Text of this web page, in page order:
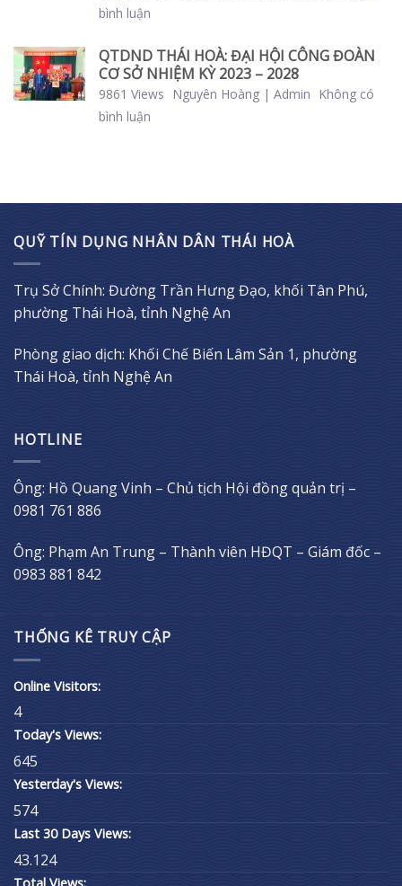
bình luận
QTDND THÁI HOÀ: ĐẠI HỘI CÔNG ĐOÀN
CƠ SỞ NHIỆM KỲ 2023 – 2028
9861 Views Nguyên Hoàng | Admin
Không có
bình luận
QUỸ TÍN DỤNG NHÂN DÂN THÁI HOÀ
Trụ Sở Chính: Đường Trần Hưng Đạo, khối Tân Phú,
phường Thái Hoà, tỉnh Nghệ An
Phòng giao dịch: Khối Chế Biến Lâm Sản 1, phường
Thái Hoà, tỉnh Nghệ An
HOTLINE
Ông: Hồ Quang Vinh – Chủ tịch Hội đồng quản trị –
0981 761 886
Ông: Phạm An Trung – Thành viên HĐQT – Giám đốc –
0983 881 842
THỐNG KÊ TRUY CẬP
Online Visitors:
4
Today's Views:
645
Yesterday's Views:
574
Last 30 Days Views:
43.124
Total Views: